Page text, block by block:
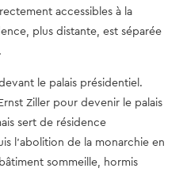
accessibles à la
plus distante, est séparée
le palais présidentiel.
Ziller pour devenir le palais
sert de résidence
l'abolition de la monarchie en
sommeille, hormis